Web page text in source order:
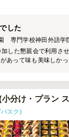
した
専門学校神田外語学
した懇親会で利用さ
あって味も美味しか
分け・プラン
スク)